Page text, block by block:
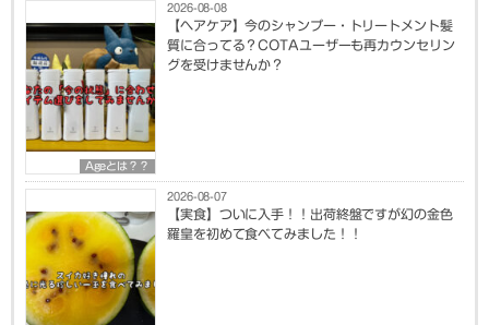
Ageとは？？
2026-08-08
【ヘアケア】今のシャンプー・トリートメント髪
質に合ってる？COTAユーザーも再カウンセリン
グを受けませんか？
2026-08-07
【実食】ついに入手！！出荷終盤ですが幻の金色
羅皇を初めて食べてみました！！